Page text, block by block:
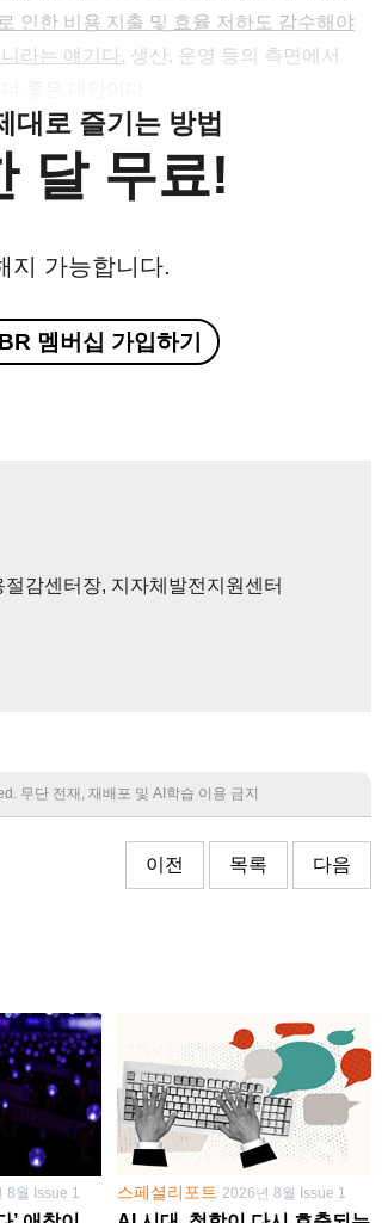
인한 비용 지출 및 효율 저하도 감수해야
라는 얘기다. 생산, 운영 등의 측면에서
대로 즐기는 방법
달 무료!
지 가능합니다.
멤버십 가입하기
감센터장, 지자체발전지원센터
무단 전재, 재배포 및 AI학습 이용 금지
이전 목록 다음
8월 Issue 1 스페셜리포트 2026년 8월 Issue 1